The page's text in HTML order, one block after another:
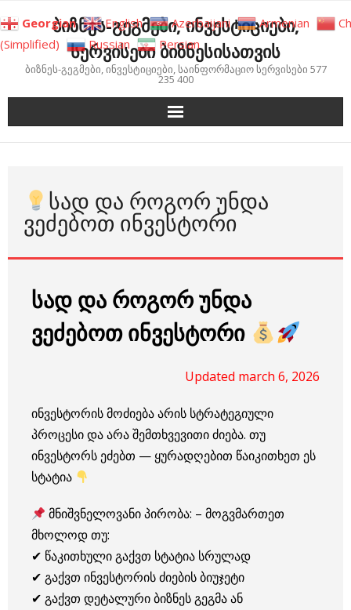
to
content
ბიზნეს-გეგმები, ინვესტიციები,
სერვისები ბიზნესისათვის
ბიზნეს-გეგმები, ინვესტიციები, საინფორმაციო სერვისები 577
235 400
ᲡᲐᲓ ᲓᲐ ᲠᲝᲒᲝᲠ ᲣᲜᲓᲐ
ᲕᲔᲫᲔᲑᲝᲗ ᲘᲜᲕᲔᲡᲢᲝᲠᲘ
სად და როგორ უნდა
ვეძებოთ ინვესტორი
Updated march 6, 2026
ინვესტორის მოძიება არის სტრატეგიული
პროცესი და არა შემთხვევითი ძიება. თუ
ინვესტორს ეძებთ — ყურადღებით წაიკითხეთ ეს
სტატია
მნიშვნელოვანი პირობა: –მოგვმართეთ
მხოლოდ თუ:
✔ წაკითხული გაქვთ სტატია სრულად
✔ გაქვთ ინვესტორის ძიების ბიუჯეტი
✔ გაქვთ დეტალური ბიზნეს გეგმა ან
Georgian English Azerbaijani Armenian
(Simplified)
Russian Persian